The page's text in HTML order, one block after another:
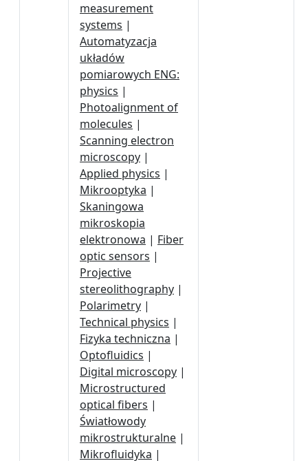
measurement
systems |
Automatyzacja
układów
pomiarowych ENG:
physics |
Photoalignment of
molecules |
Scanning electron
microscopy |
Applied physics |
Mikrooptyka |
Skaningowa
mikroskopia
elektronowa | Fiber
optic sensors |
Projective
stereolithography |
Polarimetry |
Technical physics |
Fizyka techniczna |
Optofluidics |
Digital microscopy |
Microstructured
optical fibers |
Światłowody
mikrostrukturalne |
Mikrofluidyka |